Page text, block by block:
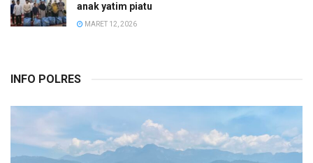
anak yatim piatu
MARET 12, 2026
INFO POLRES